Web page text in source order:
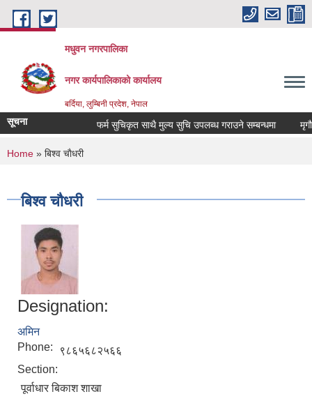
Skip to main content
मधुवन नगरपालिका
नगर कार्यपालिकाको कार्यालय
बर्दिया, लुम्बिनी प्रदेश, नेपाल
सूचना फर्म सुचिकृत साथै मुल्य सुचि उपलब्ध गराउने सम्बन्धमा
You are here
Home » बिश्व चाैधरी
बिश्व चाैधरी
Designation:
अमिन
Phone:
९८६५६८२५६६
Section:
पूर्वाधार बिकाश शाखा